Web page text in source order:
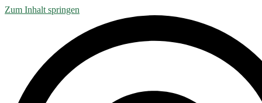
Zum Inhalt springen